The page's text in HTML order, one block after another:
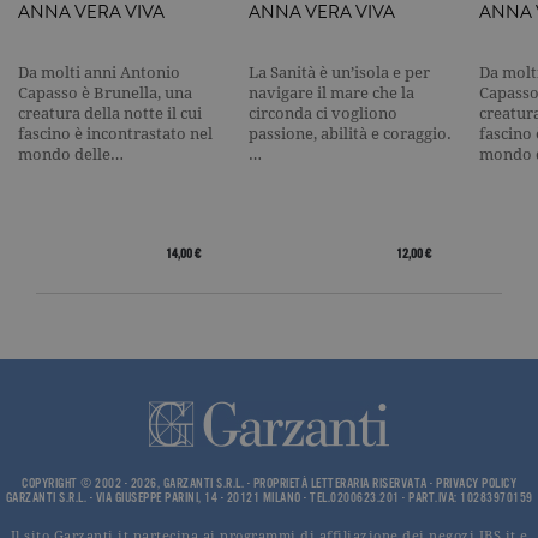
ANNA VERA VIVA
Da molti anni Antonio
Capasso è Brunella, una
creatura della notte il cui
fascino è incontrastato nel
mondo delle…
14,00 €
ANNA VERA VIVA
La Sanità è un’isola e per
navigare il mare che la
circonda ci vogliono
passione, abilità e coraggio.
…
12,00 €
ANNA
Da
fascino
mondo
COPYRIGHT © 2002 - 2026, GARZANTI S.R.L. - PROPRIETÀ LETTERARIA RISERVATA - PRIVACY POLICY
GARZANTI S.R.L. - VIA GIUSEPPE PARINI, 14 - 20121 MILANO - TEL.0200623.201 - PART.IVA: 10283970159
Google
Analytics.
Memorizza
aggiorna
valore
per ogni
Universal
richieste,
limitando
su siti ad